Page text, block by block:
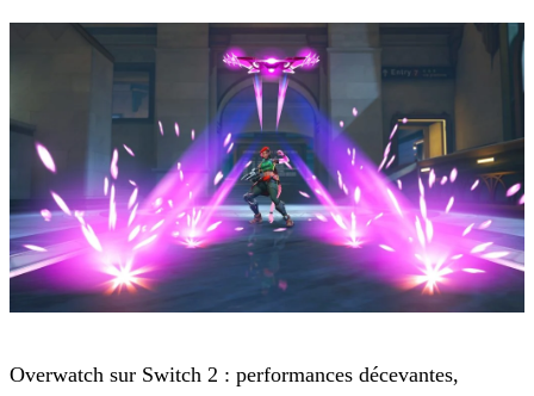
Overwatch sur Switch 2 : performances décevantes,